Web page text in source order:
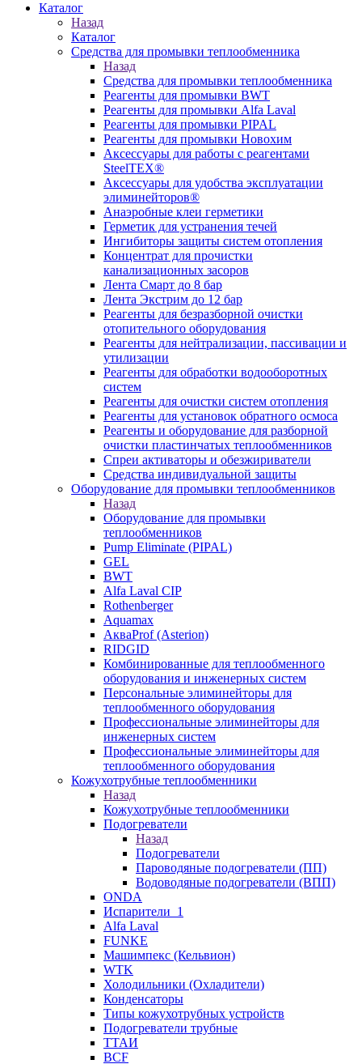
Каталог
Назад
Каталог
Средства для промывки теплообменника
Назад
Средства для промывки теплообменника
Реагенты для промывки BWT
Реагенты для промывки Alfa Laval
Реагенты для промывки PIPAL
Реагенты для промывки Новохим
Аксессуары для работы с реагентами
SteelTEX®
Аксессуары для удобства эксплуатации
элиминейторов®
Анаэробные клеи герметики
Герметик для устранения течей
Ингибиторы защиты систем отопления
Концентрат для прочистки
канализационных засоров
Лента Смарт до 8 бар
Лента Экстрим до 12 бар
Реагенты для безразборной очистки
отопительного оборудования
Реагенты для нейтрализации, пассивации и
утилизации
Реагенты для обработки водооборотных
систем
Реагенты для очистки систем отопления
Реагенты для установок обратного осмоса
Реагенты и оборудование для разборной
очистки пластинчатых теплообменников
Спреи активаторы и обезжириватели
Средства индивидуальной защиты
Оборудование для промывки теплообменников
Назад
Оборудование для промывки
теплообменников
Pump Eliminate (PIPAL)
GEL
BWT
Alfa Laval CIP
Rothenberger
Aquamax
АкваProf (Asterion)
RIDGID
Комбинированные для теплообменного
оборудования и инженерных систем
Персональные элиминейторы для
теплообменного оборудования
Профессиональные элиминейторы для
инженерных систем
Профессиональные элиминейторы для
теплообменного оборудования
Кожухотрубные теплообменники
Назад
Кожухотрубные теплообменники
Подогреватели
Назад
Подогреватели
Пароводяные подогреватели (ПП)
Водоводяные подогреватели (ВПП)
ONDA
Испарители_1
Alfa Laval
FUNKE
Машимпекс (Кельвион)
WTK
Холодильники (Охладители)
Конденсаторы
Типы кожухотрубных устройств
Подогреватели трубные
ТТАИ
BCF